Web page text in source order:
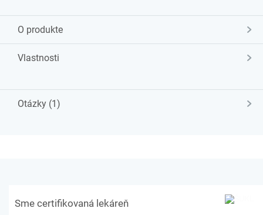
O produkte
Vlastnosti
Otázky (1)
Sme certifikovaná lekáreň